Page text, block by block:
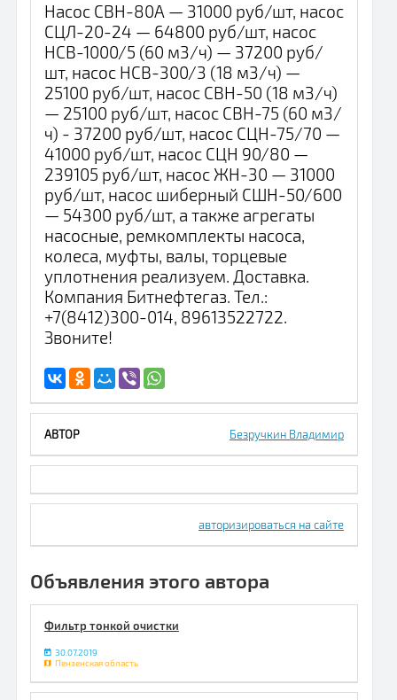
Насос СВН-80А — 31000 руб/шт, насос
СЦЛ-20-24 — 64800 руб/шт, насос
НСВ-1000/5 (60 м3/ч) — 37200 руб/
шт, насос НСВ-300/3 (18 м3/ч) —
25100 руб/шт, насос СВН-50 (18 м3/ч)
— 25100 руб/шт, насос СВН-75 (60 м3/
ч) - 37200 руб/шт, насос СЦН-75/70 —
41000 руб/шт, насос СЦН 90/80 —
239105 руб/шт, насос ЖН-30 — 31000
руб/шт, насос шиберный СШН-50/600
— 54300 руб/шт, а также агрегаты
насосные, ремкомплекты насоса,
колеса, муфты, валы, торцевые
уплотнения реализуем. Доставка.
Компания Битнефтегаз. Тел.:
+7(8412)300-014, 89613522722.
Звоните!
Безручкин Владимир
авторизироваться на сайте
Объявления этого автора
Фильтр тонкой очистки
30.07.2019
Пензенская область